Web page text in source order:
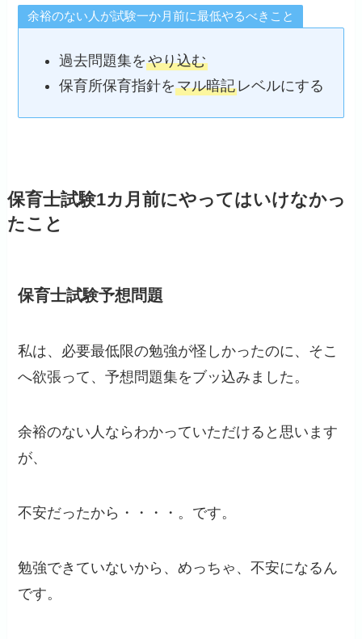
余裕のない人が試験一か月前に最低やるべきこと
過去問題集をやり込む
保育所保育指針をマル暗記レベルにする
保育士試験1カ月前にやってはいけなかっ
たこと
保育士試験予想問題
私は、必要最低限の勉強が怪しかったのに、そこ
へ欲張って、予想問題集をブッ込みました。
余裕のない人ならわかっていただけると思います
が、
不安だったから・・・・。です。
勉強できていないから、めっちゃ、不安になるん
です。